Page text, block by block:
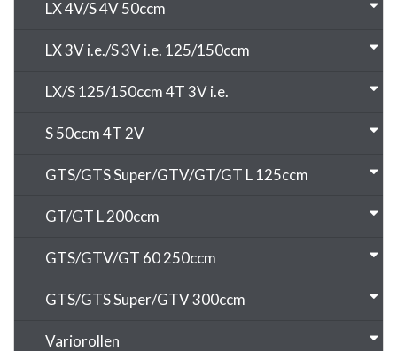
LX 4V/S 4V 50ccm
LX 3V i.e./S 3V i.e. 125/150ccm
LX/S 125/150ccm 4T 3V i.e.
S 50ccm 4T 2V
GTS/GTS Super/GTV/GT/GT L 125ccm
GT/GT L 200ccm
GTS/GTV/GT 60 250ccm
GTS/GTS Super/GTV 300ccm
Variorollen